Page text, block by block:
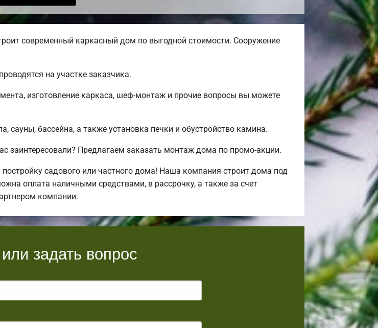
современный каркасный дом по выгодной стоимости. Сооружение
на участке заказчика.
изготовление каркаса, шеф-монтаж и прочие вопросы вы можете
сауны, бассейна, а также установка печки и обустройство камина.
Предлагаем заказать монтаж дома по промо-акции.
садового или частного дома! Наша компания строит дома под
оплата наличными средствами, в рассрочку, а также за счет
компании.
задать вопрос